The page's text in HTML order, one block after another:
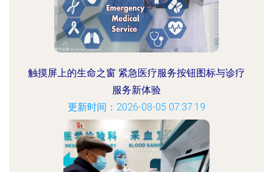
触摸屏上的生命之窗 紧急医疗服务按钮图标与诊疗
服务新体验
更新时间：2026-08-05 07:37:19